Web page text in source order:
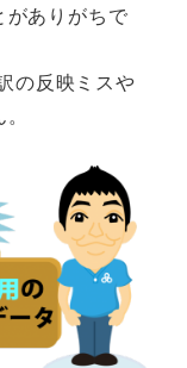
がありがちで
の反映ミスや